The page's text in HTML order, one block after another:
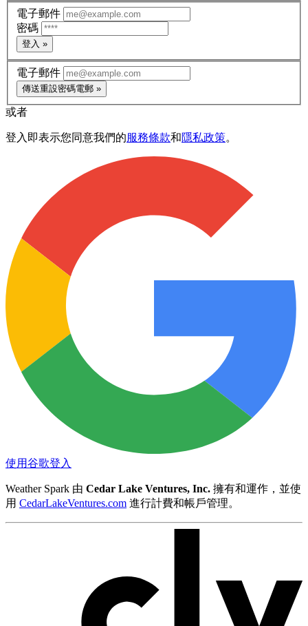
電子郵件
密碼
登入 »
電子郵件
傳送重設密碼電郵 »
或者
登入即表示您同意我們的服務條款和隱私政策。
使用谷歌登入
Weather Spark 由 Cedar Lake Ventures, Inc. 擁有和運作，並使
用 CedarLakeVentures.com 進行計費和帳戶管理。